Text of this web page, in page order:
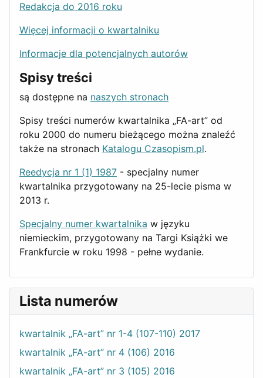
Redakcja do 2016 roku
Więcej informacji o kwartalniku
Informacje dla potencjalnych autorów
Spisy treści
są dostępne na naszych stronach
Spisy treści numerów kwartalnika „FA-art” od
roku 2000 do numeru bieżącego można znaleźć
także na stronach Katalogu Czasopism.pl.
Reedycja nr 1 (1) 1987 - specjalny numer
kwartalnika przygotowany na 25-lecie pisma w
2013 r.
Specjalny numer kwartalnika w języku
niemieckim, przygotowany na Targi Książki we
Frankfurcie w roku 1998 - pełne wydanie.
Lista numerów
kwartalnik „FA-art” nr 1-4 (107-110) 2017
kwartalnik „FA-art” nr 4 (106) 2016
kwartalnik „FA-art” nr 3 (105) 2016